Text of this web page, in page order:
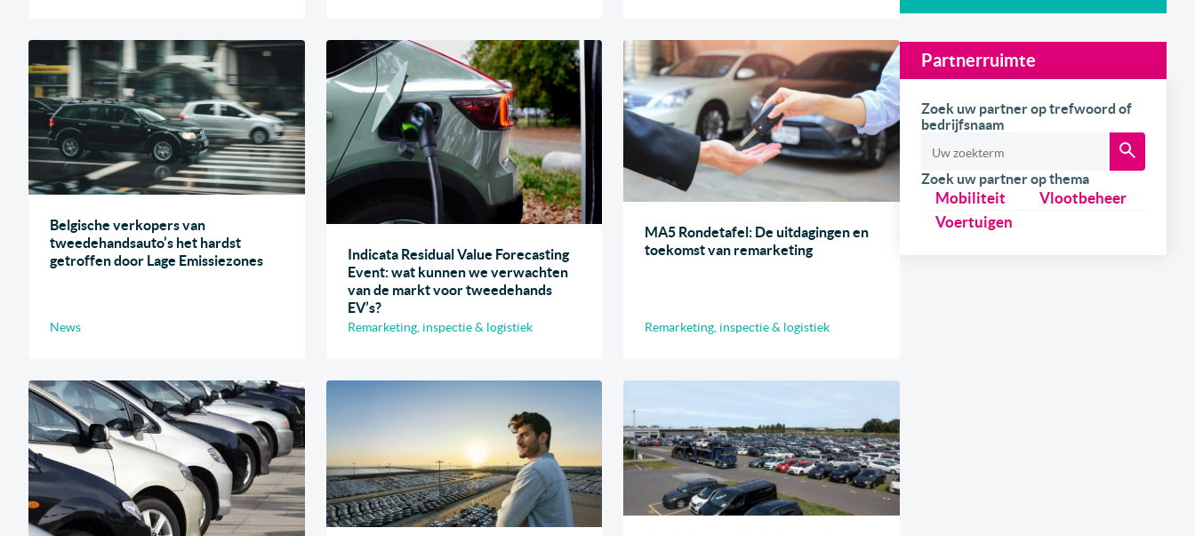
Belgische verkopers van
tweedehandsauto’s het hardst
getroffen door Lage Emissiezones
News
Indicata Residual Value Forecasting
Event: wat kunnen we verwachten
van de markt voor tweedehands
EV’s?
Remarketing, inspectie & logistiek
MA5 Rondetafel: De uitdagingen en
toekomst van remarketing
Remarketing, inspectie & logistiek
Partnerruimte
Zoek uw partner op trefwoord of
bedrijfsnaam
Zoek uw partner op thema
Mobiliteit
Vlootbeheer
Voertuigen